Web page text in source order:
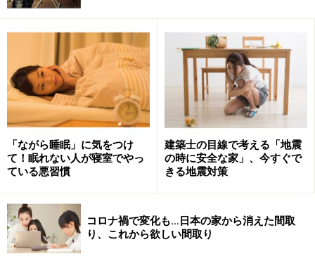
増築は、基本的に10平米以下（約6畳）であれば建築確
認申請は不要ですが、防火地域もしくは準防火地域に指
定されている場合は1平米の増築であっても確認申請が
必要になります。防火の規制は都市部はもちろんのこ
と、郊外でも大通り沿いは指定されていることが多いの
で注意が必要です。
大規模な修繕や模様替えを行なう際にも確認申請が必要
になりますが、判断が難しいので建築士に相談しましょ
う。
建築確認申請を行う際には、図面の作成や申請手数料な
「ながら睡眠」に気をつけ
て！眠れない人が寝室でやっ
ている悪習慣
建築士の目線で考える「地震
の時に安全な家」、今すぐで
きる地震対策
コロナ禍で変化も…日本の家から消えた間取
り、これから欲しい間取り